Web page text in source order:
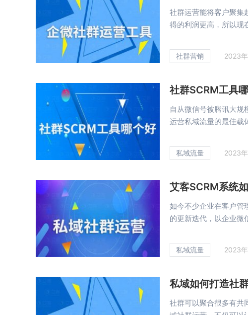
社群运营能将客户聚集
得的利润更高，所以现
社群营销 2023
社群SCRM工具
自从微信号被腾讯大规
运营私域流量的最佳载
私域流量 2023
艾客SCRM系统
如今不少企业在客户管
的更新迭代，以企业微
私域流量 2023
私域如何打造社
社群可以聚合很多有共